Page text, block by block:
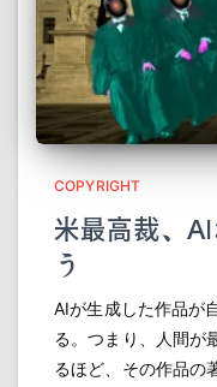
COPYRIGHT
米最高裁、
う
AIが生成した作品が
る。つまり、人間が
るほど、その作品の